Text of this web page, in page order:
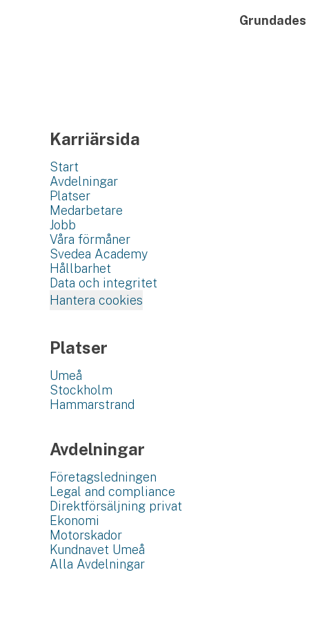
Grundades
Karriärsida
Start
Avdelningar
Platser
Medarbetare
Jobb
Våra förmåner
Svedea Academy
Hållbarhet
Data och integritet
Hantera cookies
Platser
Umeå
Stockholm
Hammarstrand
Avdelningar
Företagsledningen
Legal and compliance
Direktförsäljning privat
Ekonomi
Motorskador
Kundnavet Umeå
Alla Avdelningar